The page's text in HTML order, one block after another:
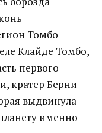
Томбо
Клайде Томбо,
первого
кратер Берни
выдвинула
именно